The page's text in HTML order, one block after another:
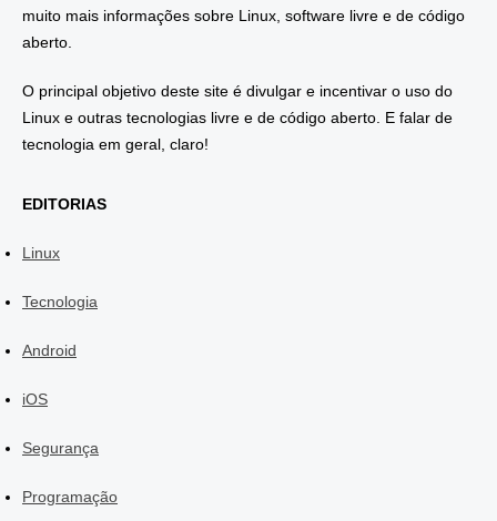
muito mais informações sobre Linux, software livre e de código
aberto.
O principal objetivo deste site é divulgar e incentivar o uso do
Linux e outras tecnologias livre e de código aberto. E falar de
tecnologia em geral, claro!
EDITORIAS
Linux
Tecnologia
Android
iOS
Segurança
Programação